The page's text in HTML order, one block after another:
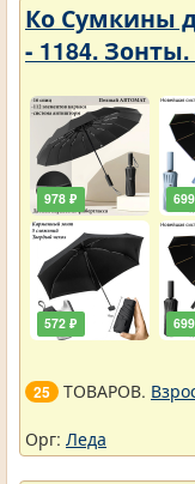
Ко Сумкины
- 1184.
978 ₽
572 ₽
25 ТОВАРОВ.
Орг: Леда